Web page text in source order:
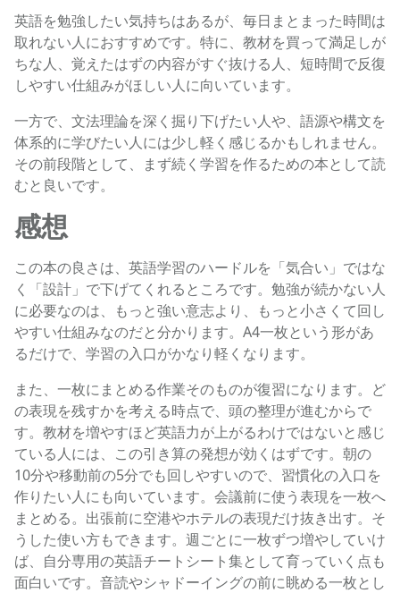
英語を勉強したい気持ちはあるが、毎日まとまった時間は
取れない人におすすめです。特に、教材を買って満足しが
ちな人、覚えたはずの内容がすぐ抜ける人、短時間で反復
しやすい仕組みがほしい人に向いています。
一方で、文法理論を深く掘り下げたい人や、語源や構文を
体系的に学びたい人には少し軽く感じるかもしれません。
その前段階として、まず続く学習を作るための本として読
むと良いです。
感想
この本の良さは、英語学習のハードルを「気合い」ではな
く「設計」で下げてくれるところです。勉強が続かない人
に必要なのは、もっと強い意志より、もっと小さくて回し
やすい仕組みなのだと分かります。A4一枚という形があ
るだけで、学習の入口がかなり軽くなります。
また、一枚にまとめる作業そのものが復習になります。ど
の表現を残すかを考える時点で、頭の整理が進むからで
す。教材を増やすほど英語力が上がるわけではないと感じ
ている人には、この引き算の発想が効くはずです。朝の
10分や移動前の5分でも回しやすいので、習慣化の入口を
作りたい人にも向いています。会議前に使う表現を一枚へ
まとめる。出張前に空港やホテルの表現だけ抜き出す。そ
うした使い方もできます。週ごとに一枚ずつ増やしていけ
ば、自分専用の英語チートシート集として育っていく点も
面白いです。音読やシャドーイングの前に眺める一枚とし